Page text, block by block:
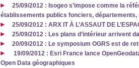
25/09/2012 : Isogeo s’impose comme la
établissements publics fonciers, départements,
25/09/2012 : ARX IT À L’ASSAUT DE
25/09/2012 : Les plans d’intérieur arrivent
20/09/2012 : Le symposium OGRS est de
19/09/2012 : Esri France lance
Open Data géographiques